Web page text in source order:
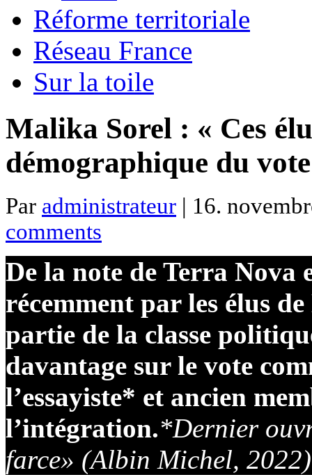
Réforme territoriale
Réseau France
Sur la toile
Malika Sorel : « Ces
démographique du
Par administrateur | 16.
comments
De la note de Terra Nova
récemment par les élus
partie de la classe
davantage sur le vote
l’essayiste* et ancien
l’intégration.*Dernier
farce» (Albin Michel,